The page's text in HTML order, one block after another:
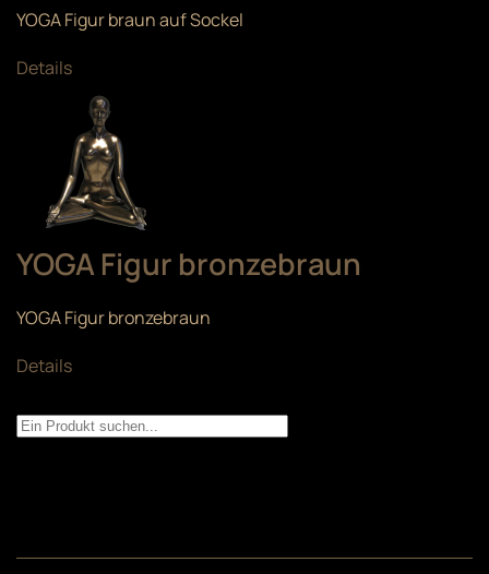
YOGA Figur braun auf Sockel
Details
YOGA Figur bronzebraun
YOGA Figur bronzebraun
Details